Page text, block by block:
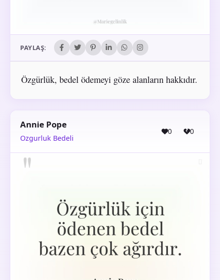
PAYLAŞ:
Özgürlük, bedel ödemeyi göze alanların hakkıdır.
Annie Pope
Ozgurluk Bedeli
0 0